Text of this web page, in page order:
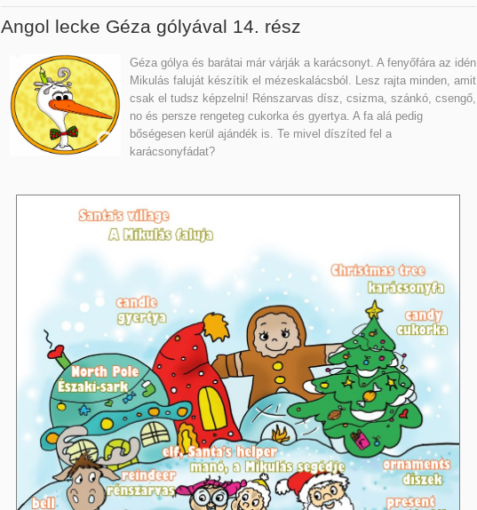
Angol lecke Géza gólyával 14. rész
Géza gólya és barátai már várják a karácsonyt. A fenyőfára az idén
Mikulás faluját készítik el mézeskalácsból. Lesz rajta minden, amit
csak el tudsz képzelni! Rénszarvas dísz, csizma, szánkó, csengő,
no és persze rengeteg cukorka és gyertya. A fa alá pedig
bőségesen kerül ajándék is. Te mivel díszíted fel a
karácsonyfádat?